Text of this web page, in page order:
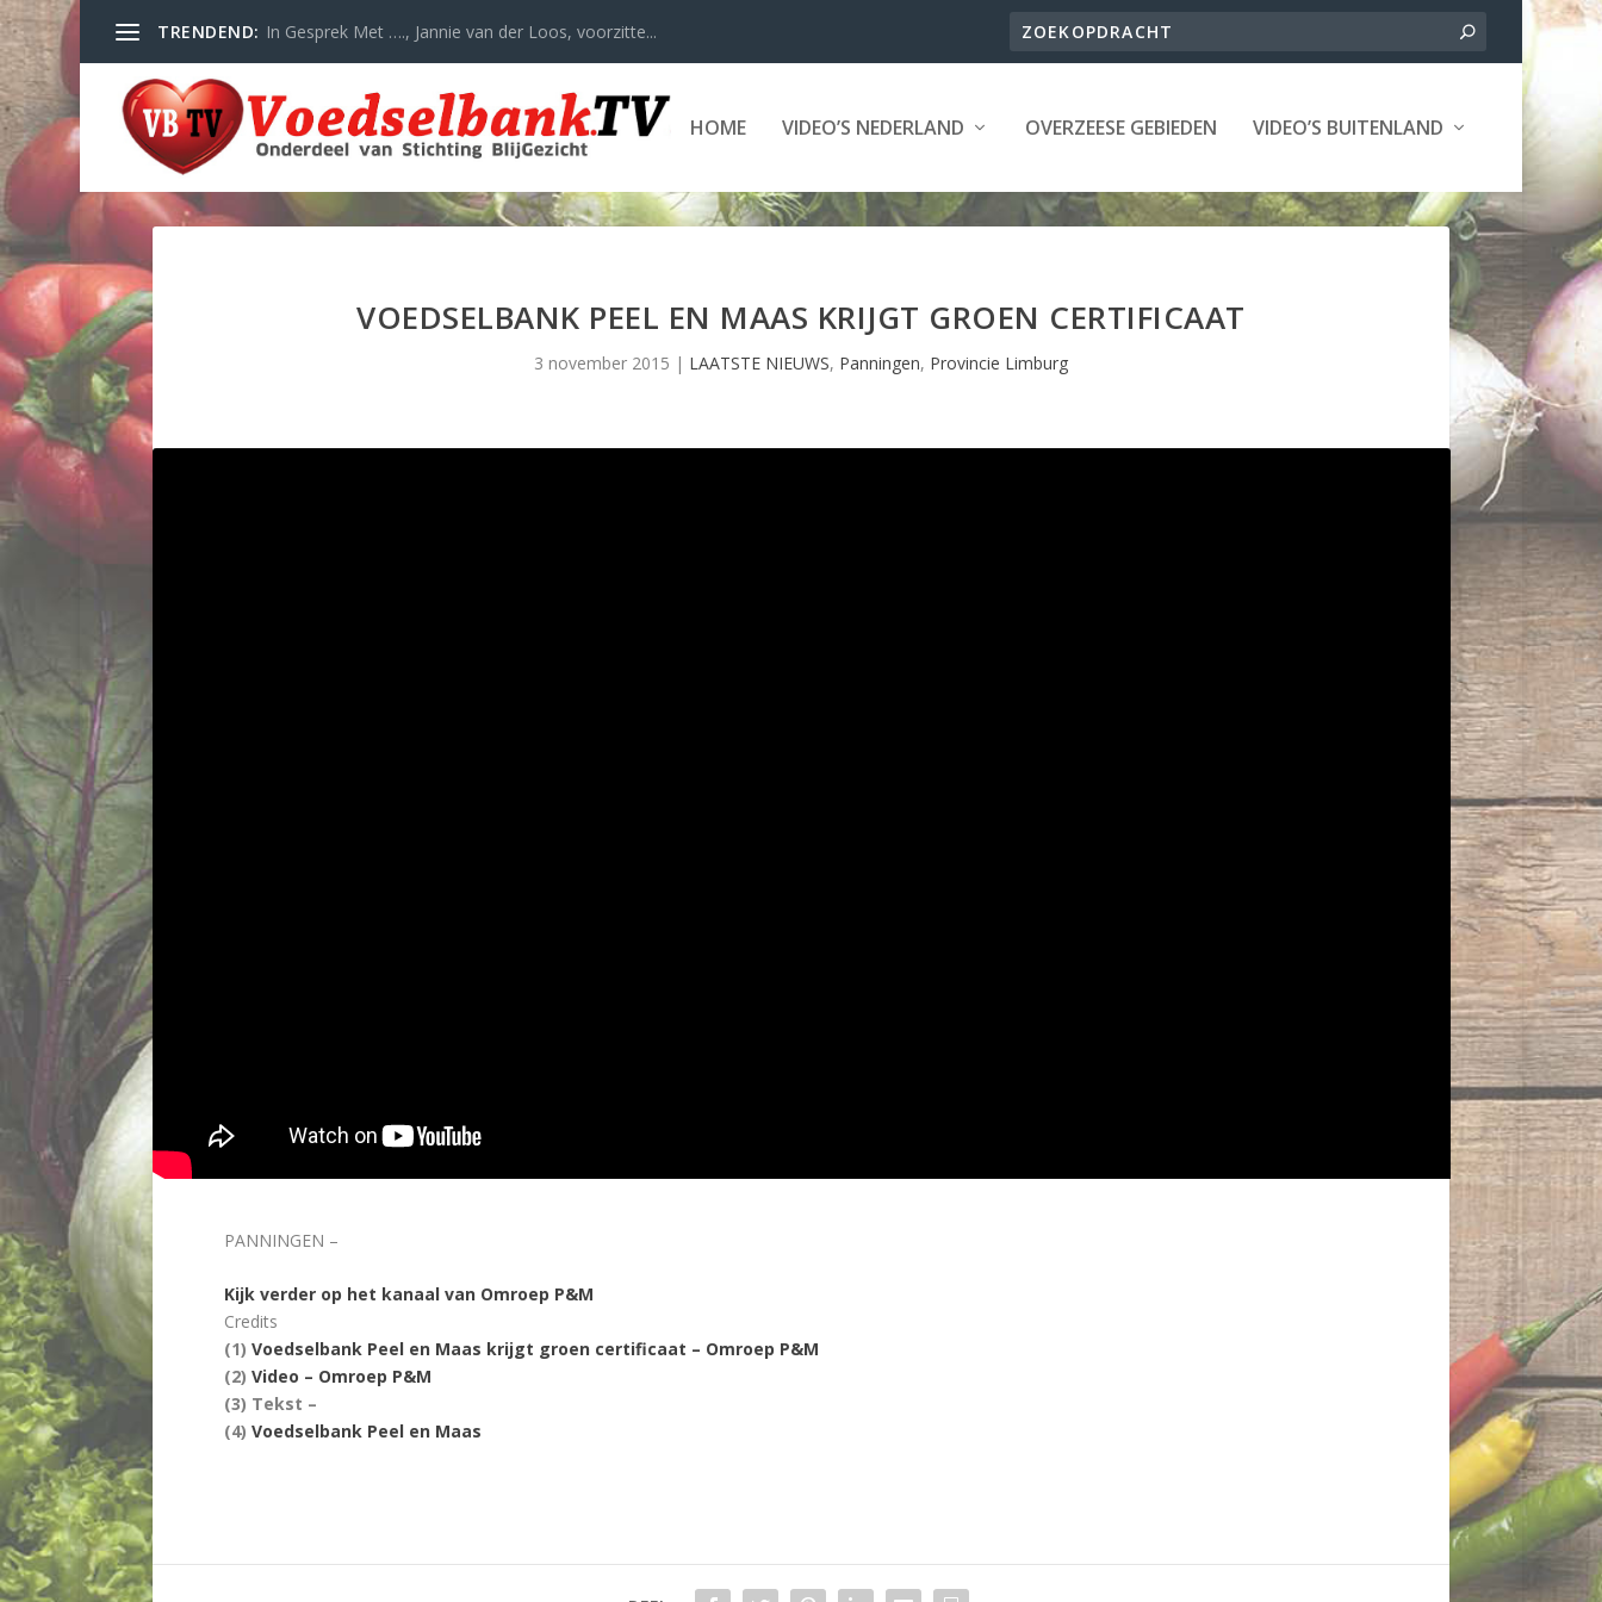
TRENDEND: In Gesprek Met …., Jannie van der Loos, voorzitte...
HOME VIDEO’S NEDERLAND OVERZEESE GEBIEDEN VIDEO’S BUITENLAND
VOEDSELBANK PEEL EN MAAS KRIJGT GROEN CERTIFICAAT
3 november 2015 | LAATSTE NIEUWS, Panningen, Provincie Limburg
PANNINGEN –
Kijk verder op het kanaal van Omroep P&M
Credits
(1) Voedselbank Peel en Maas krijgt groen certificaat – Omroep P&M
(2) Video – Omroep P&M
(3) Tekst –
(4) Voedselbank Peel en Maas